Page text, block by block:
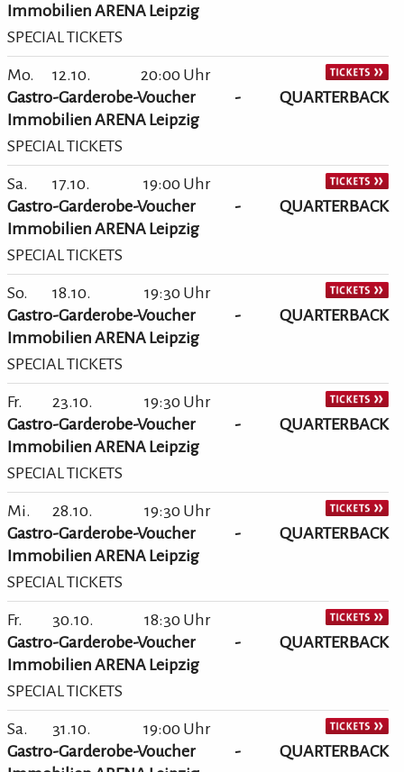
Immobilien ARENA Leipzig
SPECIAL TICKETS
Mo. 12.10.
20:00 Uhr
Gastro-Garderobe-Voucher - QUARTERBACK
Immobilien ARENA Leipzig
SPECIAL TICKETS
Sa. 17.10.
19:00 Uhr
Gastro-Garderobe-Voucher - QUARTERBACK
Immobilien ARENA Leipzig
SPECIAL TICKETS
So. 18.10.
19:30 Uhr
Gastro-Garderobe-Voucher - QUARTERBACK
Immobilien ARENA Leipzig
SPECIAL TICKETS
Fr. 23.10.
19:30 Uhr
Gastro-Garderobe-Voucher - QUARTERBACK
Immobilien ARENA Leipzig
SPECIAL TICKETS
Mi. 28.10.
19:30 Uhr
Gastro-Garderobe-Voucher - QUARTERBACK
Immobilien ARENA Leipzig
SPECIAL TICKETS
Fr. 30.10.
18:30 Uhr
Gastro-Garderobe-Voucher - QUARTERBACK
Immobilien ARENA Leipzig
SPECIAL TICKETS
Sa. 31.10.
19:00 Uhr
Gastro-Garderobe-Voucher - QUARTERBACK